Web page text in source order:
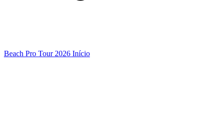
Beach Pro Tour 2026 Início